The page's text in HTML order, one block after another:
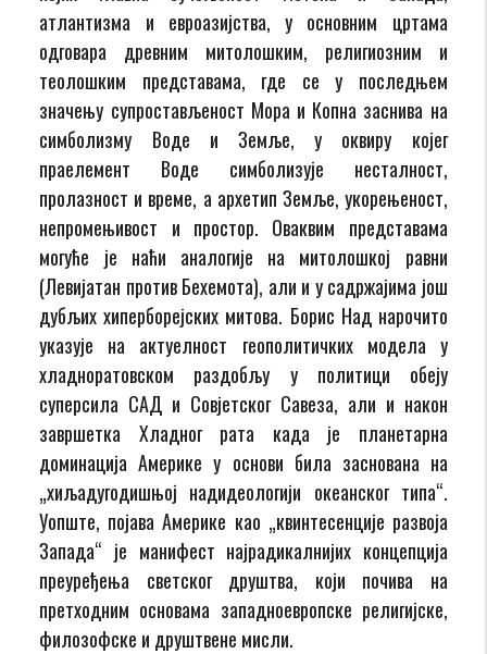
атлантизма и евроазијства, у основним цртама
одговара древним митолошким, религиозним и
теолошким представама, где се у последњем
значењу супростављеност Мора и Копна заснива на
симболизму Воде и Земље, у оквиру којег
праелемент Воде симболизује несталност,
пролазност и време, а архетип Земље, укорењеност,
непромењивост и простор. Оваквим представама
могуће је наћи аналогије на митолошкој равни
(Левијатан против Бехемота), али и у садржајима још
дубљих хиперборејских митова. Борис Над нарочито
указује на актуелност геополитичких модела у
хладноратовском раздобљу у политици обеју
суперсила САД и Совјетског Савеза, али и након
завршетка Хладног рата када је планетарна
доминација Америке у основи била заснована на
„хиљадугодишњој надидеологији океанског типа“.
Уопште, појава Америке као „квинтесенције развоја
Запада“ је манифест најрадикалнијих концепција
преуређења светског друштва, који почива на
претходним основама западноевропске религијске,
филозофске и друштвене мисли.